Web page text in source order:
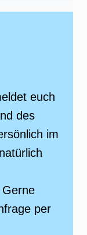
euch
des
im
Gerne
per